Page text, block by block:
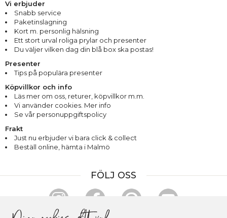
Vi erbjuder
Snabb service
Paketinslagning
Kort m. personlig hälsning
Ett stort urval roliga prylar och presenter
Du väljer vilken dag din blå box ska postas!
Presenter
Tips på populära presenter
Köpvillkor och info
Läs mer om oss returer köpvillkor m.m.
Vi använder cookies. Mer info
Se vår personuppgiftspolicy
Frakt
Just nu erbjuder vi bara click & collect
Beställ online, hämta i Malmö
FÖLJ OSS